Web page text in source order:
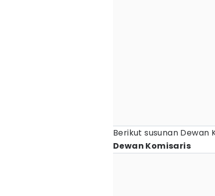
Berikut susunan Dewan
Dewan Komisaris